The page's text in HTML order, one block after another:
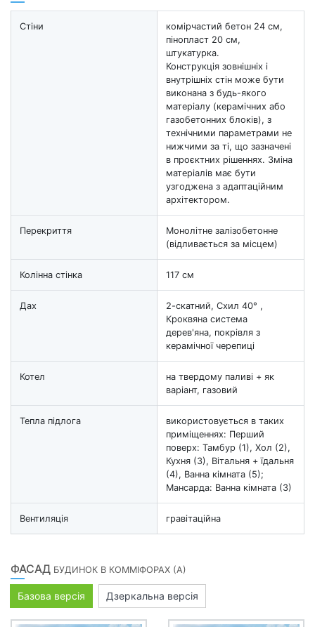
Стіни
комірчастий бетон 24 см,
пінопласт 20 см,
штукатурка.
Конструкція зовнішніх і
внутрішніх стін може бути
виконана з будь-якого
матеріалу (керамічних або
газобетонних блоків), з
технічними параметрами не
нижчими за ті, що зазначені
в проєктних рішеннях. Зміна
матеріалів має бути
узгоджена з адаптаційним
архітектором.
Перекриття
Монолітне залізобетонне
(відливається за місцем)
Колінна стінка 117 см
Дах
2-скатний, Схил 40° ,
Кроквяна система
дерев'яна, покрівля з
керамічної черепиці
Котел
на твердому паливі + як
варіант, газовий
Тепла підлога
використовується в таких
приміщеннях: Перший
поверх: Тамбур (1), Хол (2),
Кухня (3), Вітальня + їдальня
(4), Ванна кімната (5);
Мансарда: Ванна кімната (3)
Вентиляція гравітаційна
ФАСАД БУДИНОК В КОММІФОРАХ (А)
Базова версія Дзеркальна версія